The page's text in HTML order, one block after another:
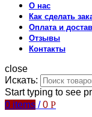
О нас
Как сделать
Оплата и
Отзывы
Контакты
close
Искать:
Start typing to see
0 items / 0 Р